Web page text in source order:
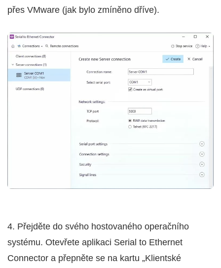
přes VMware (jak bylo zmíněno dříve).
4. Přejděte do svého hostovaného operačního
systému. Otevřete aplikaci Serial to Ethernet
Connector a přepněte se na kartu „Klientské